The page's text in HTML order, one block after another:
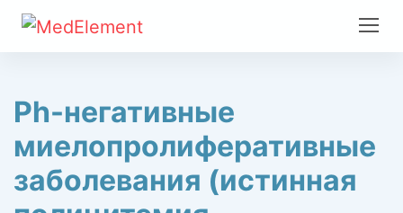
Ph-негативные
миелопролиферативные
заболевания (истинная